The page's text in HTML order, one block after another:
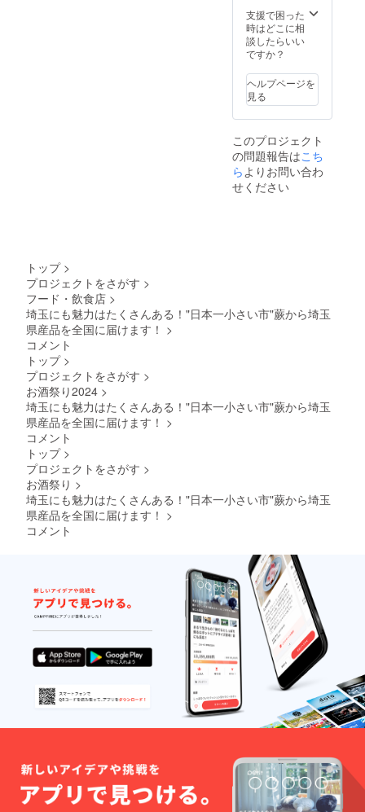
イズは
60ｘ60
㎜の丸
型を想
います
更の可
能性も
ござい
ます。
予めご
了承く
ださ
のある
もの 保
存方
法：直
光・高
温・多
湿の場
所を避
存して
くださ
い。
ご用意
致しま
す。 サ
イズは
㎜の丸
型を想
更の可
能性も
ござい
ます。
予めご
いたし
ます。
原産国:
日本 原
名：米
こうじ
米（埼
玉県
産）、
ゆず果
汁 弊社
2025年
1月から
い場
合、掲
ださ
のレイ
アウト
変更等
によ
り、掲
載場所
や配置
等が変
更にな
る可能
性がご
ざいま
す。 掲
載方
み、
ニック
ネー
ム、イ
支援に
際し、
必ず備
考欄に
掲載を
希望さ
ご記入
くださ
い。 掲
載を希
望され
ない場
シール
につい
用のオ
す。 サ
型を想
定して
います
が、変
更の可
能性も
ござい
ます。
予めご
了承く
ださ
した純
米吟醸
酒で
す。 全
国観光
土産品
長賞を
受賞し
ていま
す。 蕨
市は酒
米に適
した田
す。 4
イメー
ませ
蕨 品
目：清
酒 内容
量：
720ml
原材料
名：米
（国
産）、
米こう
じ（国
産米）
精米歩
合：
ル分：
15度以
上16度
未満 弊
未満 弊
社ホー
ムペー
ジへの
掲載に
掲載期
間：
2025年
1月から
5年間掲
載しま
す。 掲
らせく
変更等
る可能
法：文
字の
み、
ニック
ネー
ム、イ
ニシャ
ルな
ど。 注
意事
項：ご
支援に
際し、
掲載を
希望さ
れるお
名前を
らせて
いただ
きま
す。 弊
ムペー
ジへの
お名前
掲載に
掲載期
間：
2025年
1月から
希望の
ページ
や配置
等が変
ざいま
す。 掲
載方
法：文
字の
み、
ニック
ネー
ム、イ
ニシャ
ルな
ど。 注
意事
項：ご
際し、
必ず備
考欄に
掲載を
ができ
ませ
ん。 こ
れらの
よりご
希望に
沿えな
い場合
います
ので、
事前に
弊社に
ページ
んのあ
本の2本
セッ
ページ
へのお
名前掲
載につ
いて 掲
載期
間：
2025年
1月から
5年間掲
載しま
す。 掲
載を希
望しな
合、掲
載の中
止をご
希望の
ちら
は、ご
支援の
数量と
産の具
合で発
送時期
が前後
合がご
ざいま
す。 見
沼田ん
ぼから
名：は
射日光
や高温
品発送
時点で
届けい
たしま
す。 原
産国:日
本 ※1歳
未満の
お子様
には食
べさせ
ないよ
うにご
注意く
ださ
い。 弊
ムペー
ジへの
お名前
掲載に
ついて
の時期
のお花
の蜜の
ブレン
す。 お
花が咲
く時期
が移り
ので、
蜜の色
や香り
や味わ
いがそ
数量と
蜜の生
合がご
ざいま
aburabi
はちみ
原材料
名：は
ちみつ
内容
量：
1200ｇ
保存方
法：直
射日光
や高温
多湿避
け常温
保存 賞
味期
品発送
時点で
180日以
上のも
のをお
支援で困った
時はどこに相
談したらいい
ですか？
ヘルプページを
見る
このプロジェクト
の問題報告はこち
ら よりお問い合わ
せください
トップ >
プロジェクトをさがす >
フード・飲食店 >
埼玉にも魅力はたくさんある！"日本一小さい市"蕨から埼玉
県産品を全国に届けます！ >
コメント
トップ >
プロジェクトをさがす >
お酒祭り2024 >
埼玉にも魅力はたくさんある！"日本一小さい市"蕨から埼玉
県産品を全国に届けます！ >
コメント
トップ >
プロジェクトをさがす >
お酒祭り >
埼玉にも魅力はたくさんある！"日本一小さい市"蕨から埼玉
県産品を全国に届けます！ >
コメント